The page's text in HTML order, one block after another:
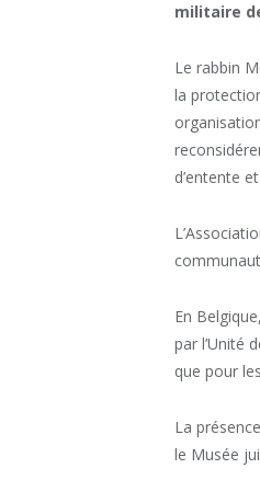
militaire
Le rabbin
la
d’entente
En
par l’Unité
que pour
La
le Musée